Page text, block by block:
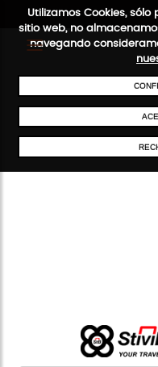
Utilizamos Cookies,
sitio web, no
navegando
ENVÍOS GRATIS A